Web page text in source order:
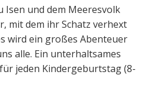
und dem Meeresvolk
mit dem ihr Schatz verhext
wird ein großes Abenteuer
alle. Ein unterhaltsames
jeden Kindergeburtstag (8-